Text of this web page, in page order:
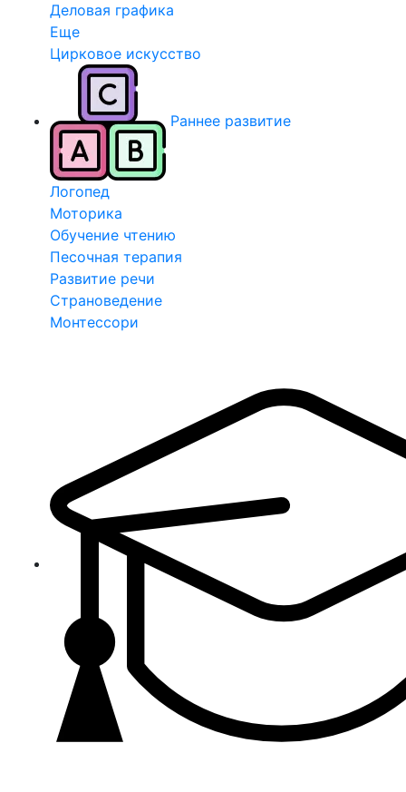
Деловая графика
Еще
Цирковое искусство
Раннее развитие
Логопед
Моторика
Обучение чтению
Песочная терапия
Развитие речи
Страноведение
Монтессори